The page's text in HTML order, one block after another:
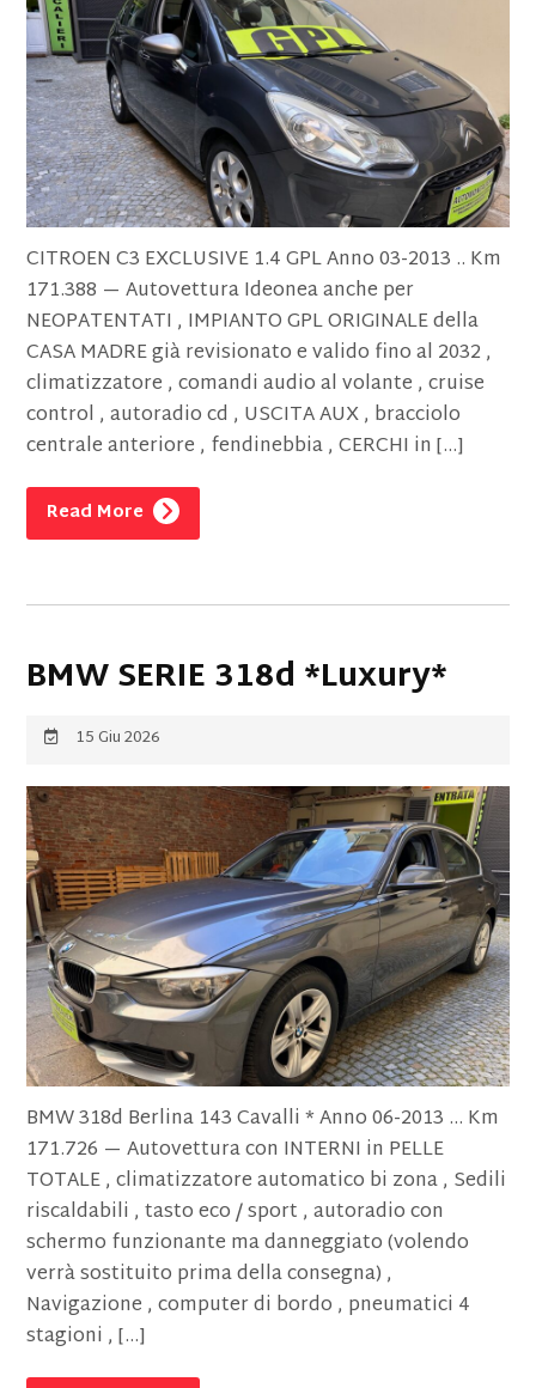
CITROEN C3 EXCLUSIVE 1.4 GPL Anno 03-2013 .. Km
171.388 — Autovettura Ideonea anche per
NEOPATENTATI , IMPIANTO GPL ORIGINALE della
CASA MADRE già revisionato e valido fino al 2032 ,
climatizzatore , comandi audio al volante , cruise
control , autoradio cd , USCITA AUX , bracciolo
centrale anteriore , fendinebbia , CERCHI in […]
Read More
BMW SERIE 318d *Luxury*
15 Giu 2026
BMW 318d Berlina 143 Cavalli * Anno 06-2013 … Km
171.726 — Autovettura con INTERNI in PELLE
TOTALE , climatizzatore automatico bi zona , Sedili
riscaldabili , tasto eco / sport , autoradio con
schermo funzionante ma danneggiato (volendo
verrà sostituito prima della consegna) ,
Navigazione , computer di bordo , pneumatici 4
stagioni , […]